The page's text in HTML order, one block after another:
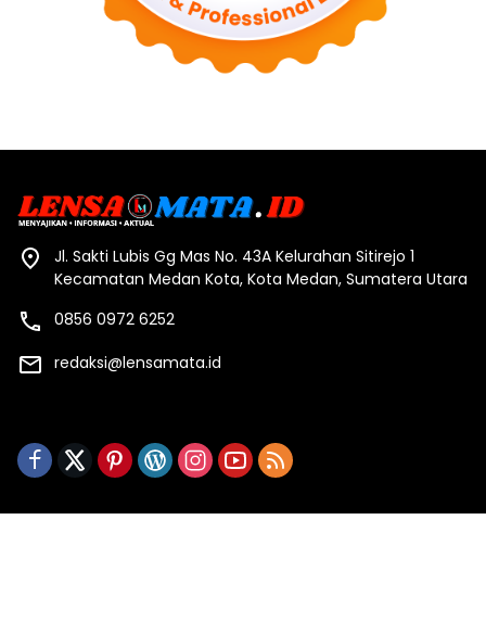
Jl. Sakti Lubis Gg Mas No. 43A Kelurahan Sitirejo 1
Kecamatan Medan Kota, Kota Medan, Sumatera Utara
0856 0972 6252
redaksi@lensamata.id